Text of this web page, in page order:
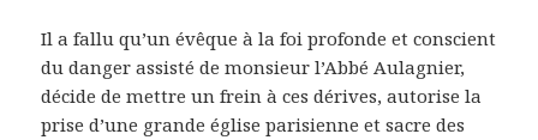
Il a fallu qu’un évêque à la foi profonde et conscient
du danger assisté de monsieur l’Abbé Aulagnier,
décide de mettre un frein à ces dérives, autorise la
prise d’une grande église parisienne et sacre des